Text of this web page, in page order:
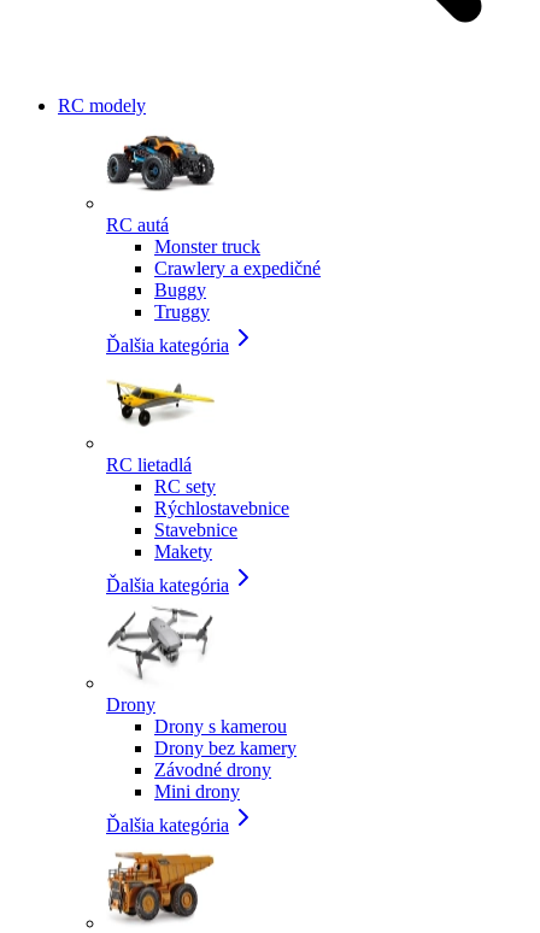
RC modely
RC autá
Monster truck
Crawlery a expedičné
Buggy
Truggy
Ďalšia kategória
RC lietadlá
RC sety
Rýchlostavebnice
Stavebnice
Makety
Ďalšia kategória
Drony
Drony s kamerou
Drony bez kamery
Závodné drony
Mini drony
Ďalšia kategória